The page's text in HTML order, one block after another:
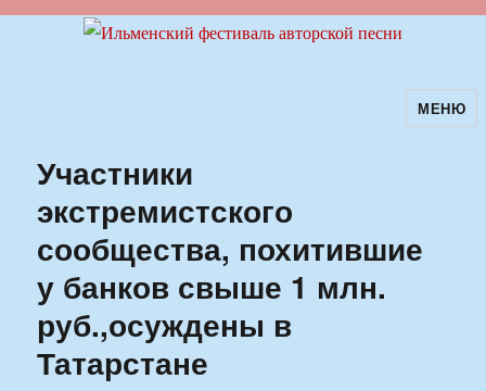
Ильменский фестиваль авторскойМЕНЮ
Участники
экстремистского
сообщества, похитившие
у банков свыше 1 млн.
руб.,осуждены в
Татарстане